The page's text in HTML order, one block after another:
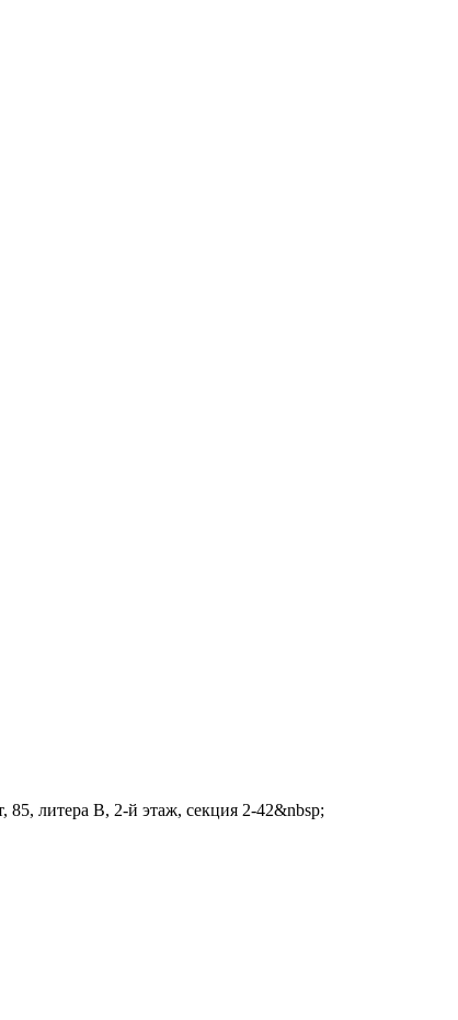
литера В, 2-й этаж, секция 2-42&nbsp;